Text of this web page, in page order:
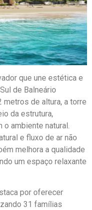
que une estética e
de Balneário
metros de altura, a torre
da estrutura,
o ambiente natural.
e fluxo de ar não
melhora a qualidade
um espaço relaxante
por oferecer
31 famílias